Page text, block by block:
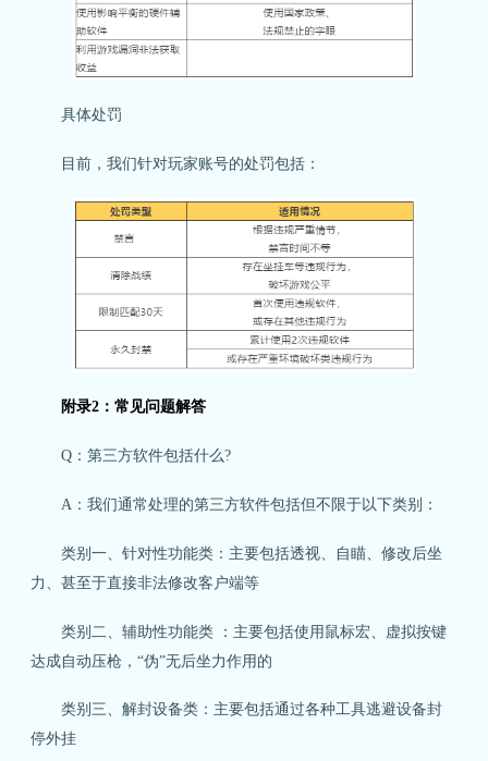
具体处罚
目前，我们针对玩家账号的处罚包括：
附录2：常见问题解答
Q：第三方软件包括什么?
A：我们通常处理的第三方软件包括但不限于以下类别：
类别一、针对性功能类：主要包括透视、自瞄、修改后坐
力、甚至于直接非法修改客户端等
类别二、辅助性功能类 ：主要包括使用鼠标宏、虚拟按键
达成自动压枪，“伪”无后坐力作用的
类别三、解封设备类：主要包括通过各种工具逃避设备封
停外挂